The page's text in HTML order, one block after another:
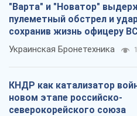
"Варта" и "Новатор"
пулеметный обстрел и
сохранив жизнь офицеру
Украинская Бронетехника
КНДР как катализатор
новом этапе российско-
северокорейского союза